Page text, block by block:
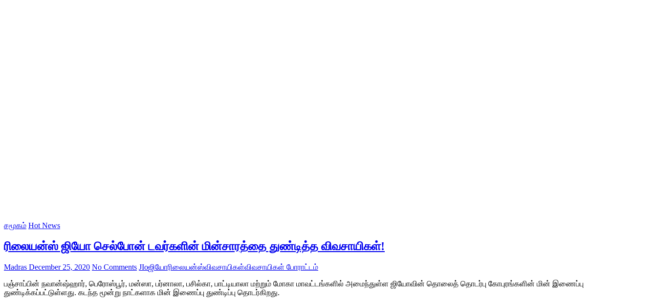
சமூகம் Hot News
ரிலையன்ஸ் ஜியோ செல்போன் டவர்களின் மின்சாரத்தை துண்டித்த விவசாயிகள்!
Madras December 25, 2020 No Comments JIoஜியோரிலையன்ஸ்விவசாயிகள்விவசாயிகள் போராட்டம்
பஞ்சாப்பின் நவான்ஷ்ஹார், பெரோஸ்பூர், மன்ஸா, பர்னாலா, பசில்கா, பாட்டியாலா மற்றும் மோகா மாவட்டங்களில் அமைந்துள்ள ஜியோவின் தொலைத் தொடர்பு கோபுரங்களின் மின் இணைப்பு
துண்டிக்கப்பட்டுள்ளது. கடந்த மூன்று நாட்களாக மின் இணைப்பு துண்டிப்பு தொடர்கிறது.